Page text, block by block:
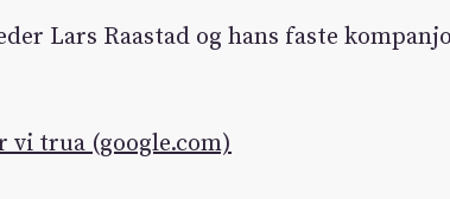
Lars Raastad og hans faste
vi trua (google.com)